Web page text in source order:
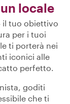
locale
il tuo obiettivo
per i tuoi
ti porterà nei
iconici alle
perfetto.
goditi
che ti